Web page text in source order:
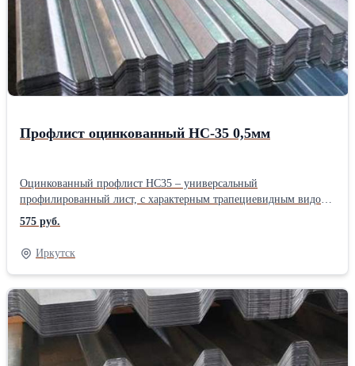
эти листы очень легко совмещаются при монтаже, паз в паз.
Подробнее о профлисте С-21
Профлист оцинкованный НС-35 0,5мм
Оцинкованный профлист НС35 – универсальный
профилированный лист, с характерным трапециевидным видом
профиля и дополнительными углами жесткости. Ребра жесткости
высотой 35 мм и шириной 70 мм, симметрично расположены в
обе стороны – лицевую и обратную, при этом на них
присутствуют специальные канавки, которые придают
оцинкованному листу НС35 дополнительную прочность и
устойчивость к перегибу. Этот прочный профлист используют
для кровельных покрытий в районах со сложным климатом, с
высокими снеговыми и ветровыми нагрузками, а также при
строительстве быстровозводимых зданий (складов, ангаров,
киосков, торговых центров …). И конечно с помощью НС35
575 руб.
Иркутск